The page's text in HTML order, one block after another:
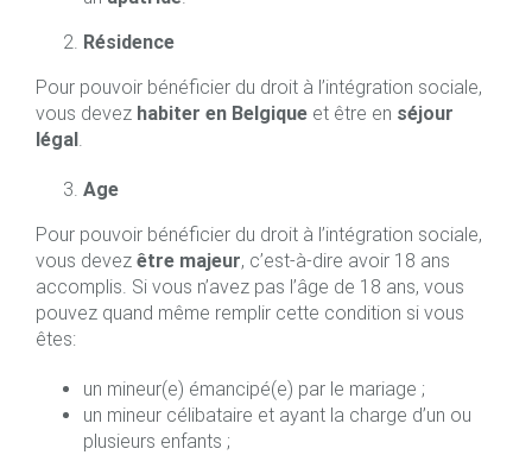
Résidence
Pour pouvoir bénéficier du droit à l’intégration sociale,
vous devez habiter en Belgiqueet être en séjour
légal.
Age
Pour pouvoir bénéficier du droit à l’intégration sociale,
vous devez être majeur, c’est-à-dire avoir 18 ans
accomplis. Si vous n’avez pas l’âge de 18 ans, vous
pouvez quand même remplir cette condition si vous
êtes:
un mineur(e) émancipé(e) par le mariage ;
un mineur célibataire et ayant la charge d’un ou
plusieurs enfants ;